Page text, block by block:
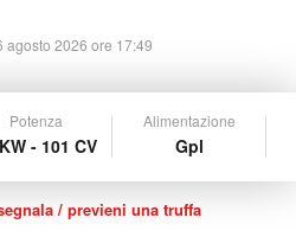
agosto 2026 ore 17:49
Potenza
- 101 CV
Alimentazione
Gpl
/ previeni una truffa